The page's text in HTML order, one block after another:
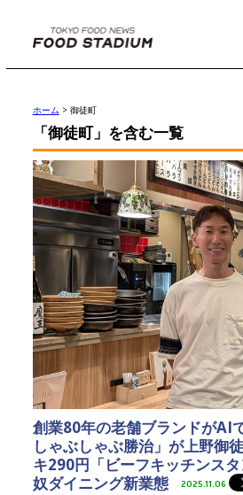
ホーム > 御徒町
「御徒町」を含む一覧
創業80年の老舗ブランドがAI
しゃぶしゃぶ勝治」が上野御
キ290円「ビーフキッチンス
奴ダイニング新業態
2025.11.06